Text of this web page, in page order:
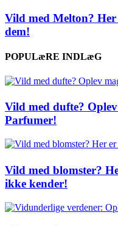
Vild med Melton?
dem!
POPULæRE INDLæG
Vild med dufte?
Parfumer!
Vild med blomster?
ikke kender!